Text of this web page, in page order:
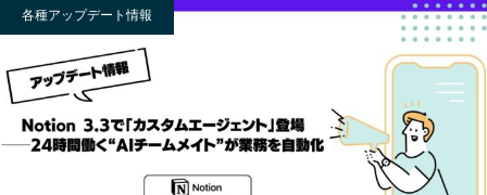
各種アップデート情報
AICAをご契約の皆様へ